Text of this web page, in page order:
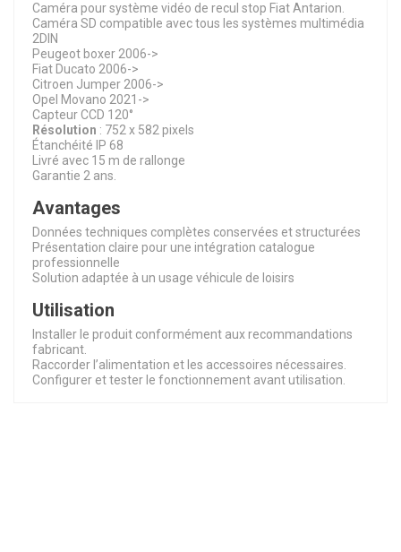
Caméra pour système vidéo de recul stop Fiat Antarion.
Caméra SD compatible avec tous les systèmes multimédia
2DIN
Peugeot boxer 2006->
Fiat Ducato 2006->
Citroen Jumper 2006->
Opel Movano 2021->
Capteur CCD 120°
Résolution : 752 x 582 pixels
Étanchéité IP 68
Livré avec 15 m de rallonge
Garantie 2 ans.
Avantages
Données techniques complètes conservées et structurées
Présentation claire pour une intégration catalogue
professionnelle
Solution adaptée à un usage véhicule de loisirs
Utilisation
Installer le produit conformément aux recommandations
fabricant.
Raccorder l’alimentation et les accessoires nécessaires.
Configurer et tester le fonctionnement avant utilisation.